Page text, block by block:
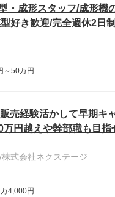
・成形スタッフ/成形機
好き歓迎/完全週休2日制
～50万円
売経験活かして早期キ
万円越えや幹部職も目指
式会社ネクステージ
4,000円